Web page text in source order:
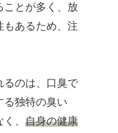
ことが多く、放
もあるため、注
るのは、口臭で
る独特の臭い
、 自身の健康